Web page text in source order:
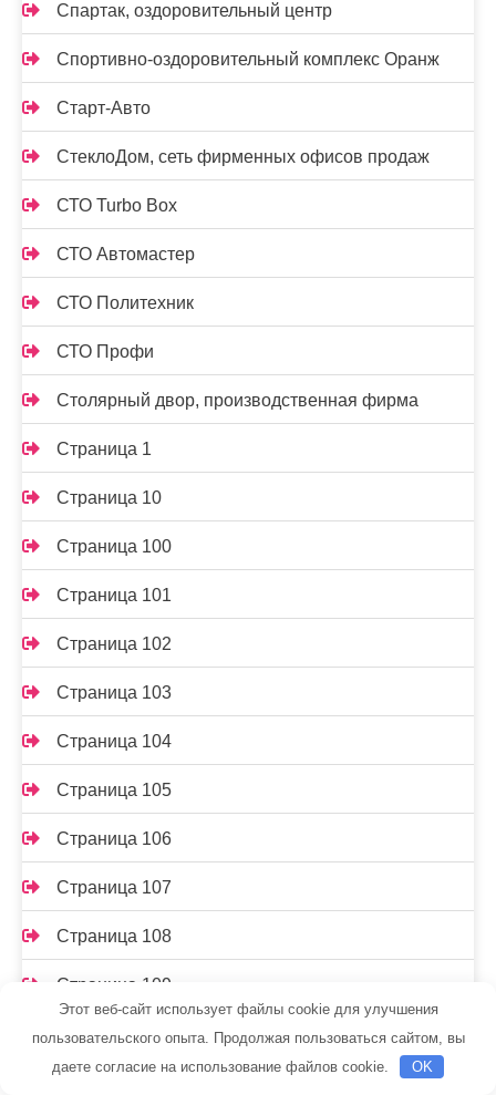
Спартак, оздоровительный центр
Спортивно-оздоровительный комплекс Оранж
Старт-Авто
СтеклоДом, сеть фирменных офисов продаж
СТО Turbo Box
СТО Автомастер
СТО Политехник
СТО Профи
Столярный двор, производственная фирма
Страница 1
Страница 10
Страница 100
Страница 101
Страница 102
Страница 103
Страница 104
Страница 105
Страница 106
Страница 107
Страница 108
Страница 109
Страница 11
Этот веб-сайт использует файлы cookie для улучшения
пользовательского опыта. Продолжая пользоваться сайтом, вы
даете согласие на использование файлов cookie.
OK